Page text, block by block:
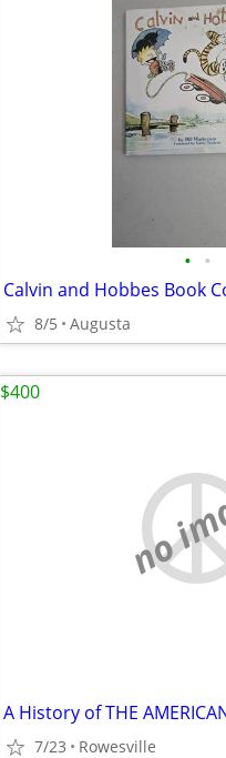
• •
8/5 Augusta
no
7/23 Rowesville
$400